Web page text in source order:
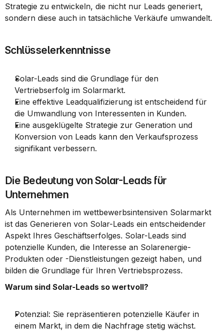
Strategie zu entwickeln, die nicht nur Leads generiert,
sondern diese auch in tatsächliche Verkäufe umwandelt.
Schlüsselerkenntnisse
Solar-Leads sind die Grundlage für den
Vertriebserfolg im Solarmarkt.
Eine effektive Leadqualifizierung ist entscheidend für
die Umwandlung von Interessenten in Kunden.
Eine ausgeklügelte Strategie zur Generation und
Konversion von Leads kann den Verkaufsprozess
signifikant verbessern.
Die Bedeutung von Solar-Leads für
Unternehmen
Als Unternehmen im wettbewerbsintensiven Solarmarkt
ist das Generieren von Solar-Leads ein entscheidender
Aspekt Ihres Geschäftserfolges. Solar-Leads sind
potenzielle Kunden, die Interesse an Solarenergie-
Produkten oder -Dienstleistungen gezeigt haben, und
bilden die Grundlage für Ihren Vertriebsprozess.
Warum sind Solar-Leads so wertvoll?
Potenzial: Sie repräsentieren potenzielle Käufer in
einem Markt, in dem die Nachfrage stetig wächst.